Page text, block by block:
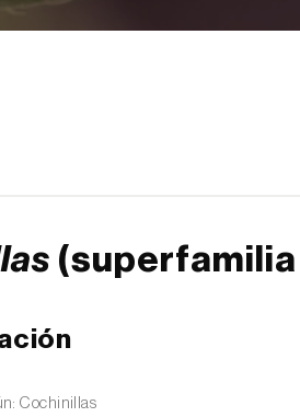
(superfamilia
Cochinillas